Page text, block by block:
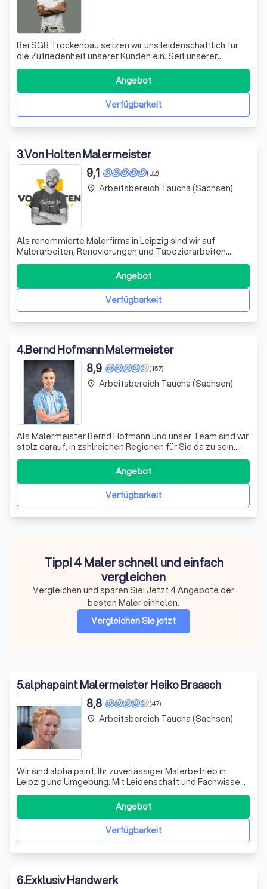
Bei SGB Trockenbau setzen wir uns leidenschaftlich für
die Zufriedenheit unserer Kunden ein. Seit unserer
Gründung haben wir uns darauf spezialisiert, mit höchster
Integrität zu arbeiten und qualitativ hochwertige
Dienstleistungen zu bieten. Unser Team besteht aus
pünktlichen und sachkundigen Fachle
Verfügbarkeit
Angebot
3.Von Holten Malermeister
(32)
9,1
Als renommierte Malerfirma in Leipzig sind wir auf
Malerarbeiten, Renovierungen und Tapezierarbeiten
spezialisiert. Mit unserer Expertise und Präzision sorgen
wir für eine schnelle, saubere und akkurate Ausführung
aller Arbeiten. Ob Sie Ihr Haus oder Ihre Wohnung
streichen lassen möchten, unser Male
Verfügbarkeit
Angebot
place Arbeitsbereich Taucha (Sachsen)
4.Bernd Hofmann Malermeister
(157)
8,9
Als Malermeister Bernd Hofmann und unser Team sind wir
stolz darauf, in zahlreichen Regionen für Sie da zu sein.
Unsere Arbeit erstreckt sich über Rochlitz, Mittweida,
Geithain, Geringswalde, Burgstädt, Königshain-Wiederau,
Waldheim, Döbeln, Altmittweida, Hartha, Lunzenau, Penig,
Verfügbarkeit
Angebot
place Arbeitsbereich Taucha (Sachsen)
Tipp! 4 Maler schnell und einfach
vergleichen
Vergleichen und sparen Sie! Jetzt 4 Angebote der
besten Maler einholen.
Vergleichen Sie jetzt
5.alphapaint Malermeister Heiko Braasch
(47)
8,8
Wir sind alpha paint, Ihr zuverlässiger Malerbetrieb in
Leipzig und Umgebung. Mit Leidenschaft und Fachwissen
bieten wir Ihnen ein breites Spektrum an Maler- und
Renovierungsarbeiten. Ob Tapezieren,
Fußbodenverlegung oder Fassadensanierung - wir setzen
Ihre Wünsche professionell um. Dabei verwenden
Verfügbarkeit
Angebot
place Arbeitsbereich Taucha (Sachsen)
6.Exklusiv Handwerk